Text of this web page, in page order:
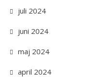
juli 2024
juni 2024
maj 2024
april 2024